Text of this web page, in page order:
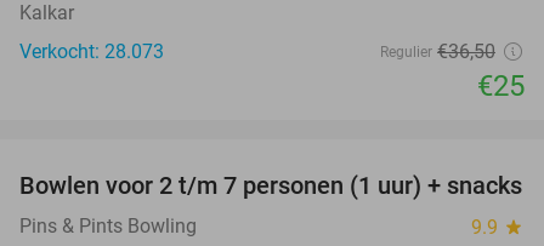
Kalkar
Verkocht: 28.073
Regulier €36,50
€25
52%
Bowlen voor 2 t/m 7 personen (1 uur) + snacks
Pins & Pints Bowling 9.9 star